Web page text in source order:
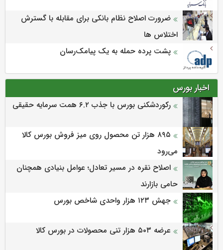
ضرورت اصلاح نظام بانکی برای مقابله با گسترش
اختلاس ها
پشت پرده حمله به یک پیامک‌رسان
اخبار بورس
رکوردشکنی بورس با جذب ۶.۲ همت سرمایه حقیقی
۸۹۵ هزار تن محصول روی میز فروش بورس کالا
می‌‌رود
اصلاح نقره در مسیر تعادل؛ عوامل بنیادی همچنان
حامی بازارند
جهش ۱۲۳ هزار واحدی شاخص بورس
عرضه ۵۰۳ هزار تنی محصولات در بورس کالا